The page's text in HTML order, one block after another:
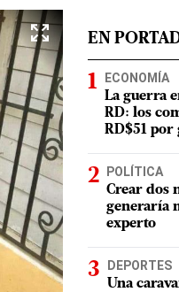
EN
ECONOMÍA
La guerra
RD: los
RD$51 por
POLÍTICA
Crear dos
generaría
experto
DEPORTES
Una